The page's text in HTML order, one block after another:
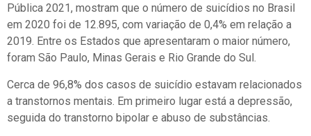
Pública 2021, mostram que o número de suicídios no Brasil
em 2020 foi de 12.895, com variação de 0,4% em relação a
2019. Entre os Estados que apresentaram o maior número,
foram São Paulo, Minas Gerais e Rio Grande do Sul.
Cerca de 96,8% dos casos de suicídio estavam relacionados
a transtornos mentais. Em primeiro lugar está a depressão,
seguida do transtorno bipolar e abuso de substâncias.